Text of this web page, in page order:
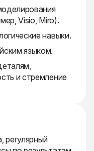
Visio, Miro).
навыки.
языком.
и стремление
регулярный